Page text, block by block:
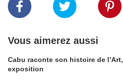
Vous aimerez aussi
Cabu raconte son histoire de l’Art,
exposition